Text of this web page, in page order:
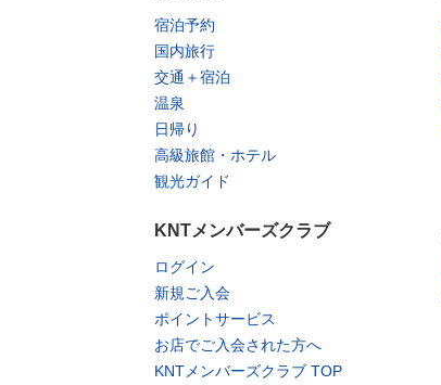
宿泊予約
国内旅行
交通＋宿泊
温泉
日帰り
高級旅館・ホテル
観光ガイド
KNTメンバーズクラブ
ログイン
新規ご入会
ポイントサービス
お店でご入会された方へ
KNTメンバーズクラブ TOP